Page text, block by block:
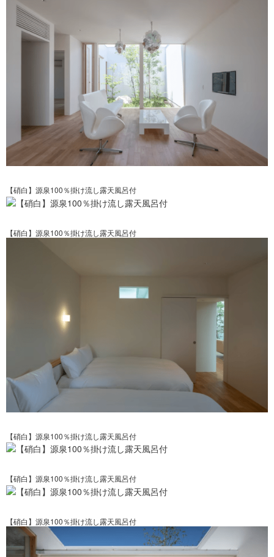
【硝白】源泉100％掛け流し露天風呂付
【硝白】源泉100％掛け流し露天風呂付
【硝白】源泉100％掛け流し露天風呂付
【硝白】源泉100％掛け流し露天風呂付
【硝白】源泉100％掛け流し露天風呂付